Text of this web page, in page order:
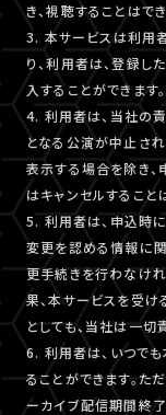
き、視聴することはで
3. 本サービスは利用
り、利用者は、登録し
入することができます。
4. 利用者は、当社の
となる公演が中止さ
表示する場合を除き
はキャンセルすること
5. 利用者は、申込時
変更を認める情報に
更手続きを行わなけ
果、本サービスを受
としても、当社は一切
6. 利用者は、いつで
ることができます。た
ーカイブ配信期間終